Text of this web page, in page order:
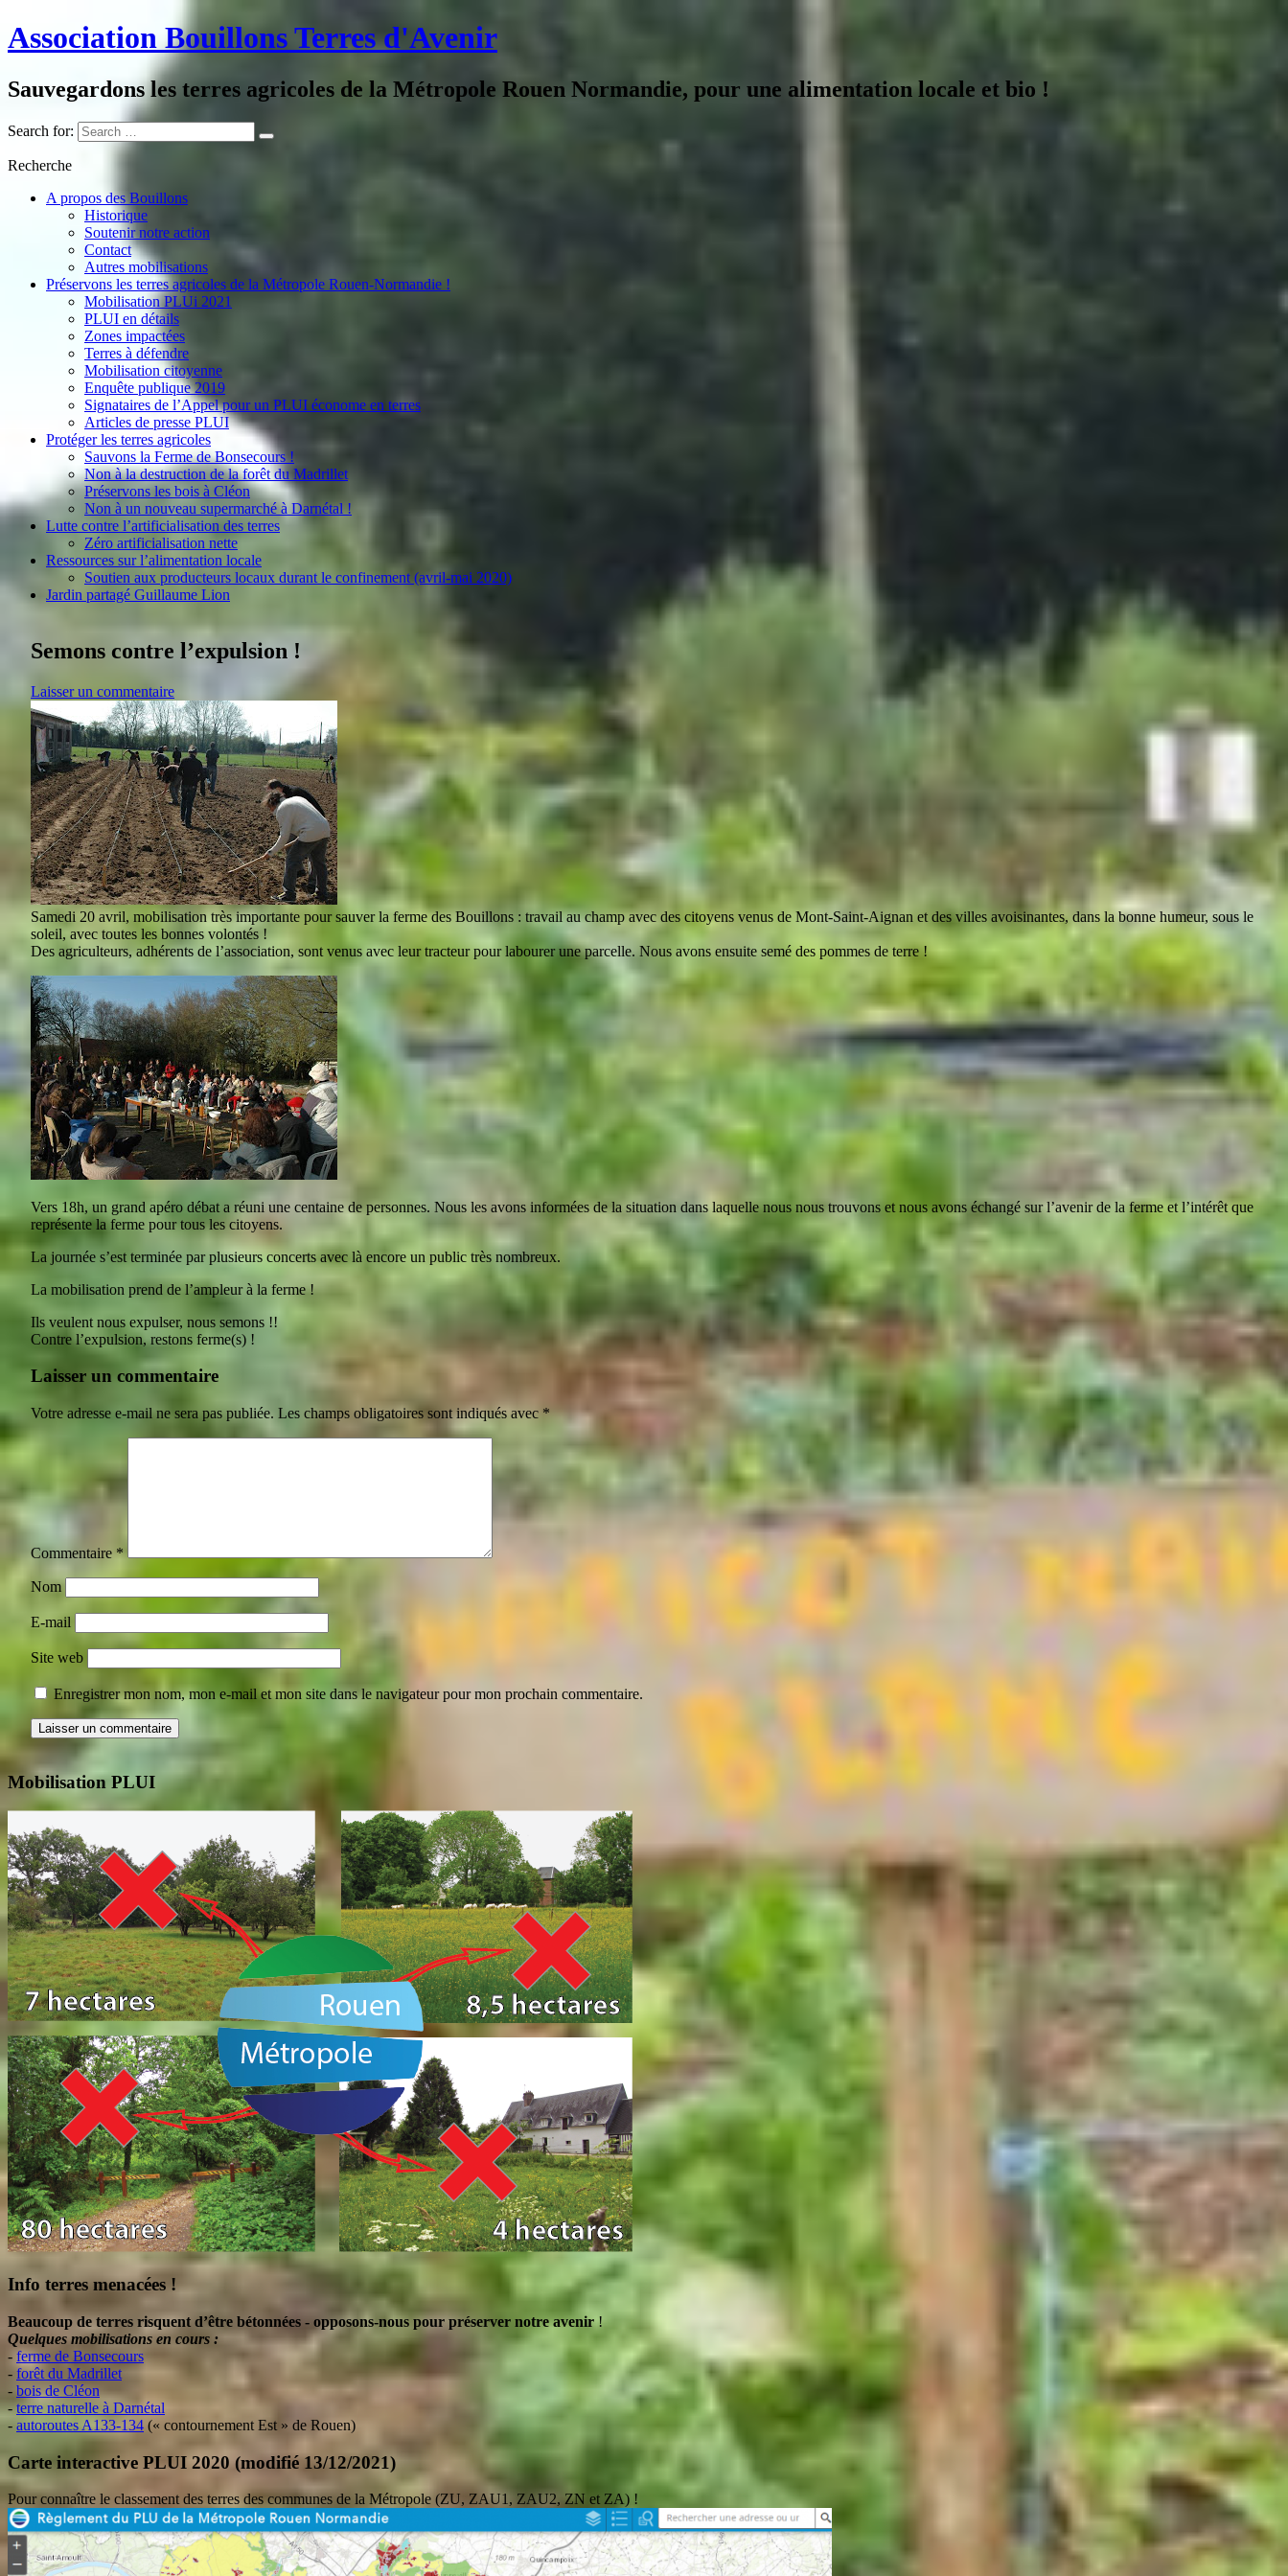
Association Bouillons Terres d'Avenir
Sauvegardons les terres agricoles de la Métropole Rouen Normandie, pour une alimentation locale et bio !
Search for:
Recherche
A propos des Bouillons
Historique
Soutenir notre action
Contact
Autres mobilisations
Préservons les terres agricoles de la Métropole Rouen-Normandie !
Mobilisation PLUi 2021
PLUI en détails
Zones impactées
Terres à défendre
Mobilisation citoyenne
Enquête publique 2019
Signataires de l’Appel pour un PLUI économe en terres
Articles de presse PLUI
Protéger les terres agricoles
Sauvons la Ferme de Bonsecours !
Non à la destruction de la forêt du Madrillet
Préservons les bois à Cléon
Non à un nouveau supermarché à Darnétal !
Lutte contre l’artificialisation des terres
Zéro artificialisation nette
Ressources sur l’alimentation locale
Soutien aux producteurs locaux durant le confinement (avril-mai 2020)
Jardin partagé Guillaume Lion
Semons contre l’expulsion !
Laisser un commentaire
Samedi 20 avril, mobilisation très importante pour sauver la ferme des Bouillons : travail au champ avec des citoyens venus de Mont-Saint-Aignan et des villes avoisinantes, dans la bonne humeur, sous le
soleil, avec toutes les bonnes volontés !
Des agriculteurs, adhérents de l’association, sont venus avec leur tracteur pour labourer une parcelle. Nous avons ensuite semé des pommes de terre !
Vers 18h, un grand apéro débat a réuni une centaine de personnes. Nous les avons informées de la situation dans laquelle nous nous trouvons et nous avons échangé sur l’avenir de la ferme et l’intérêt que
représente la ferme pour tous les citoyens.
La journée s’est terminée par plusieurs concerts avec là encore un public très nombreux.
La mobilisation prend de l’ampleur à la ferme !
Ils veulent nous expulser, nous semons !!
Contre l’expulsion, restons ferme(s) !
Laisser un commentaire
Votre adresse e-mail ne sera pas publiée. Les champs obligatoires sont indiqués avec *
Commentaire *
Nom
E-mail
Site web
Enregistrer mon nom, mon e-mail et mon site dans le navigateur pour mon prochain commentaire.
Mobilisation PLUI
Info terres menacées !
Beaucoup de terres risquent d’être bétonnées - opposons-nous pour préserver notre avenir !
Quelques mobilisations en cours :
- ferme de Bonsecours
- forêt du Madrillet
- bois de Cléon
-terre naturelle à Darnétal
- autoroutes A133-134 (« contournement Est » de Rouen)
Carte interactive PLUI 2020 (modifié 13/12/2021)
Pour connaître le classement des terres des communes de la Métropole (ZU, ZAU1, ZAU2, ZN et ZA) !